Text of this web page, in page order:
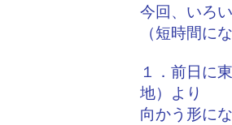
今回、いろ
（短時間に
１．前日に
地）より
向かう形に